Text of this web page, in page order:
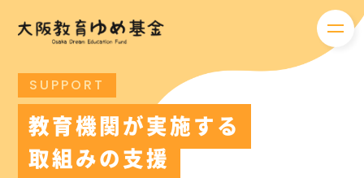
メニ
SUPPORT
教育機関が実施する
取組みの支援